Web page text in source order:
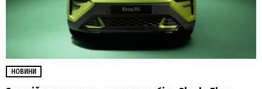
НОВИНИ